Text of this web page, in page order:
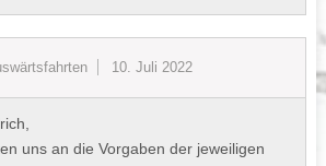
10. Juli 2022
uns an die Vorgaben der jeweiligen